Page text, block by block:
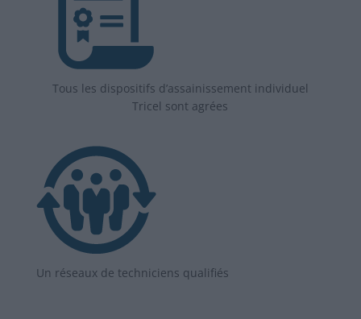
Tous les dispositifs d’assainissement individuel
Tricel sont agrées
Un réseaux de techniciens qualifiés